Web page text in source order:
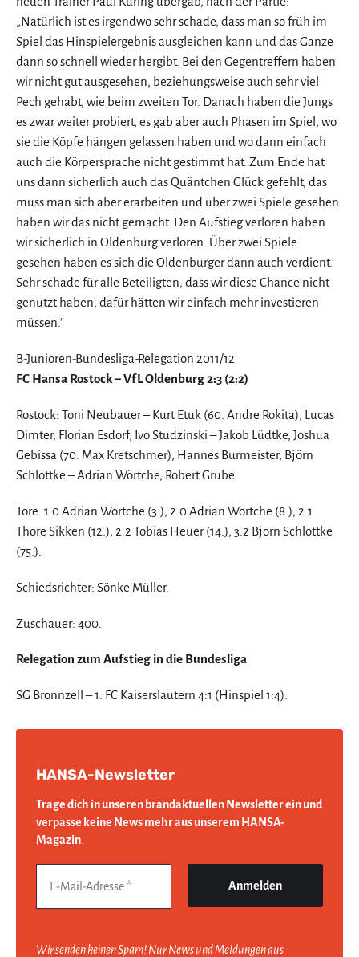
„Natürlich ist es irgendwo sehr schade, dass man so früh im
Spiel das Hinspielergebnis ausgleichen kann und das Ganze
dann so schnell wieder hergibt. Bei den Gegentreffern haben
wir nicht gut ausgesehen, beziehungsweise auch sehr viel
Pech gehabt, wie beim zweiten Tor. Danach haben die Jungs
es zwar weiter probiert, es gab aber auch Phasen im Spiel, wo
sie die Köpfe hängen gelassen haben und wo dann einfach
auch die Körpersprache nicht gestimmt hat. Zum Ende hat
uns dann sicherlich auch das Quäntchen Glück gefehlt, das
muss man sich aber erarbeiten und über zwei Spiele gesehen
haben wir das nicht gemacht. Den Aufstieg verloren haben
wir sicherlich in Oldenburg verloren. Über zwei Spiele
gesehen haben es sich die Oldenburger dann auch verdient.
Sehr schade für alle Beteiligten, dass wir diese Chance nicht
genutzt haben, dafür hätten wir einfach mehr investieren
müssen.“
B-Junioren-Bundesliga-Relegation 2011/12
FC Hansa Rostock – VfL Oldenburg 2:3 (2:2)
Rostock: Toni Neubauer – Kurt Etuk (60. Andre Rokita), Lucas
Dimter, Florian Esdorf, Ivo Studzinski – Jakob Lüdtke, Joshua
Gebissa (70. Max Kretschmer), Hannes Burmeister, Björn
Schlottke – Adrian Wörtche, Robert Grube
Tore: 1:0 Adrian Wörtche (3.), 2:0 Adrian Wörtche (8.), 2:1
Thore Sikken (12.), 2:2 Tobias Heuer (14.), 3:2 Björn Schlottke
(75.).
Schiedsrichter: Sönke Müller.
Zuschauer: 400.
Relegation zum Aufstieg in die Bundesliga
SG Bronnzell – 1. FC Kaiserslautern 4:1 (Hinspiel 1:4).
HANSA-Newsletter
Trage dich in unseren brandaktuellen Newsletter ein und
verpasse keine News mehr aus unserem HANSA-
Magazin
Wir senden keinen Spam! Nur News und Meldungen aus